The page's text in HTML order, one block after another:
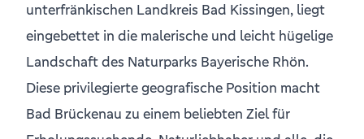
unterfränkischen Landkreis Bad Kissingen, liegt
eingebettet in die malerische und leicht hügelige
Landschaft des Naturparks Bayerische Rhön.
Diese privilegierte geografische Position macht
Bad Brückenau zu einem beliebten Ziel für